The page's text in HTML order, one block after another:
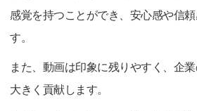
感覚を持つことができ、安心感や信
す。
また、動画は印象に残りやすく、企
大きく貢献します。